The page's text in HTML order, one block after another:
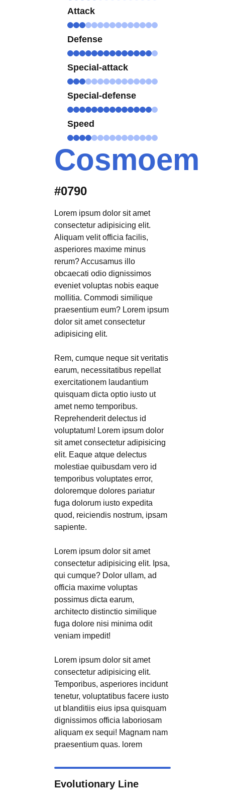
Attack
Defense
Special-attack
Special-defense
Speed
Cosmoem
#0790
Lorem ipsum dolor sit amet
consectetur adipisicing elit.
Aliquam velit officia facilis,
asperiores maxime minus
rerum? Accusamus illo
obcaecati odio dignissimos
eveniet voluptas nobis eaque
mollitia. Commodi similique
praesentium eum? Lorem ipsum
dolor sit amet consectetur
adipisicing elit.
Rem, cumque neque sit veritatis
earum, necessitatibus repellat
exercitationem laudantium
quisquam dicta optio iusto ut
amet nemo temporibus.
Reprehenderit delectus id
voluptatum! Lorem ipsum dolor
sit amet consectetur adipisicing
elit. Eaque atque delectus
molestiae quibusdam vero id
temporibus voluptates error,
doloremque dolores pariatur
fuga dolorum iusto expedita
quod, reiciendis nostrum, ipsam
sapiente.
Lorem ipsum dolor sit amet
consectetur adipisicing elit. Ipsa,
qui cumque? Dolor ullam, ad
officia maxime voluptas
possimus dicta earum,
architecto distinctio similique
fuga dolore nisi minima odit
veniam impedit!
Lorem ipsum dolor sit amet
consectetur adipisicing elit.
Temporibus, asperiores incidunt
tenetur, voluptatibus facere iusto
ut blanditiis eius ipsa quisquam
dignissimos officia laboriosam
aliquam ex sequi! Magnam nam
praesentium quas. lorem
Evolutionary Line